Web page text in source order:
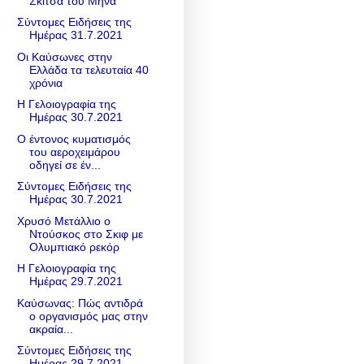
Σύντομες Ειδήσεις της
Ημέρας 31.7.2021
Οι Καύσωνες στην
Ελλάδα τα τελευταία 40
χρόνια
Η Γελοιογραφία της
Ημέρας 30.7.2021
Ο έντονος κυματισμός
του αεροχειμάρου
οδηγεί σε έν...
Σύντομες Ειδήσεις της
Ημέρας 30.7.2021
Χρυσό Μετάλλιο ο
Ντούσκος στο Σκιφ με
Ολυμπιακό ρεκόρ
Η Γελοιογραφία της
Ημέρας 29.7.2021
Καύσωνας: Πώς αντιδρά
ο οργανισμός μας στην
ακραία...
Σύντομες Ειδήσεις της